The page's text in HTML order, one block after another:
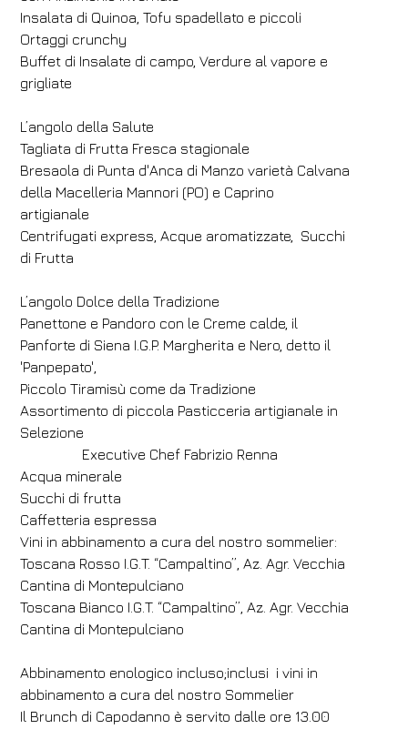
Insalata di Quinoa, Tofu spadellato e piccoli
Ortaggi crunchy
Buffet di Insalate di campo, Verdure al vapore e
grigliate
L’angolo della Salute
Tagliata di Frutta Fresca stagionale
Bresaola di Punta d'Anca di Manzo varietà Calvana
della Macelleria Mannori (PO) e Caprino
artigianale
Centrifugati express, Acque aromatizzate, Succhi
di Frutta
L’angolo Dolce della Tradizione
Panettone e Pandoro con le Creme calde, il
Panforte di Siena I.G.P. Margherita e Nero, detto il
'Panpepato',
Piccolo Tiramisù come da Tradizione
Assortimento di piccola Pasticceria artigianale in
Selezione
Executive Chef Fabrizio Renna
Acqua minerale
Succhi di frutta
Caffetteria espressa
Vini in abbinamento a cura del nostro sommelier:
Toscana Rosso I.G.T. “Campaltino”, Az. Agr. Vecchia
Cantina di Montepulciano
Toscana Bianco I.G.T. “Campaltino”, Az. Agr. Vecchia
Cantina di Montepulciano
Abbinamento enologico incluso;inclusi i vini in
abbinamento a cura del nostro Sommelier
Il Brunch di Capodanno è servito dalle ore 13.00